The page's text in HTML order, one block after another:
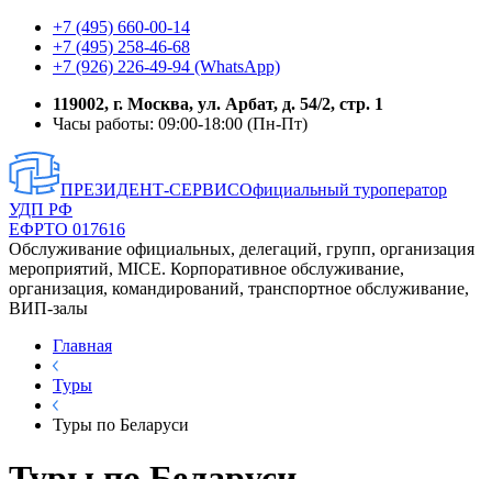
+7 (495) 660-00-14
+7 (495) 258-46-68
+7 (926) 226-49-94 (WhatsApp)
119002, г. Москва, ул. Арбат, д. 54/2, стр. 1
Часы работы: 09:00-18:00 (Пн-Пт)
ПРЕЗИДЕНТ-СЕРВИСОфициальный туроператор
УДП РФ
ЕФРТО 017616
Обслуживание официальных, делегаций, групп, организация
мероприятий, MICE. Корпоративное обслуживание,
организация, командирований, транспортное обслуживание,
ВИП-залы
Главная
Туры
Туры по Беларуси